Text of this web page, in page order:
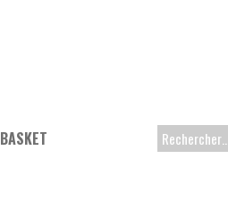
BASKET RECHERCHER :